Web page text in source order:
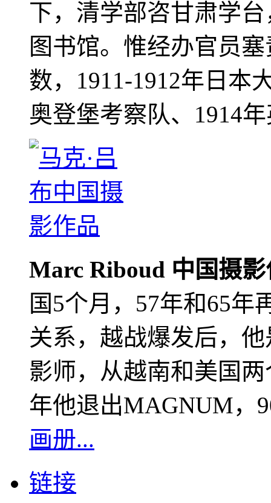
下，清学部咨甘肃学
图书馆。惟经办官员
数，1911-1912年日本
奥登堡考察队、1914
Marc Riboud 中国摄
国5个月，57年和65年
关系，越战爆发后，
影师，从越南和美国
年他退出MAGNUM，
画册...
链接